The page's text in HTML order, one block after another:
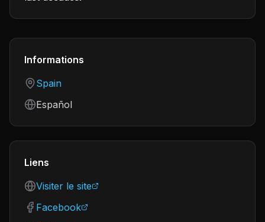
Informations
Country
Spain
Language
Español
Liens
Visiter le site
Facebook